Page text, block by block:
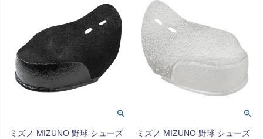
ミズノ MIZUNO 野球 シューズ
ミズノ MIZUNO 野球 シューズ